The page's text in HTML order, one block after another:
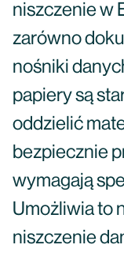
niszczenie w
zarówno
nośniki
papiery są
oddzielić
bezpiecznie
wymagają
Umożliwia to
niszczenie